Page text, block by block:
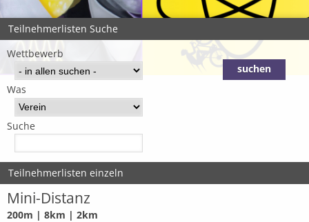
Teilnehmerlisten Suche
Wettbewerb
Was
Suche
Teilnehmerlisten einzeln
Mini-Distanz
200m | 8km | 2km